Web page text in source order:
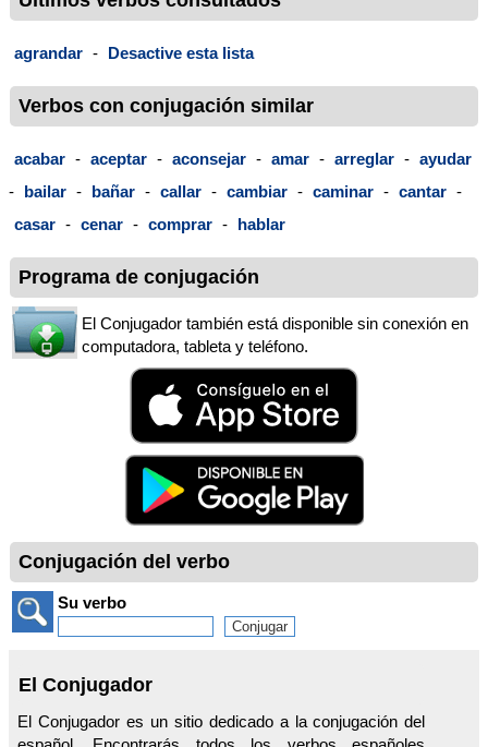
agrandar - Desactive esta lista
Verbos con conjugación similar
acabar - aceptar - aconsejar - amar - arreglar - ayudar
- bailar - bañar - callar - cambiar - caminar - cantar -
casar - cenar - comprar - hablar
Programa de conjugación
El Conjugador también está disponible sin conexión en
computadora, tableta y teléfono.
Conjugación del verbo
Su verbo
El Conjugador
El Conjugador es un sitio dedicado a la conjugación del